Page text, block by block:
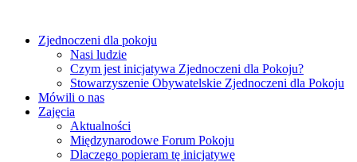
Zjednoczeni dla pokoju
Nasi ludzie
Czym jest inicjatywa Zjednoczeni dla Pokoju?
Stowarzyszenie Obywatelskie Zjednoczeni dla Pokoju
Mówili o nas
Zajęcia
Aktualności
Międzynarodowe Forum Pokoju
Dlaczego popieram tę inicjatywę